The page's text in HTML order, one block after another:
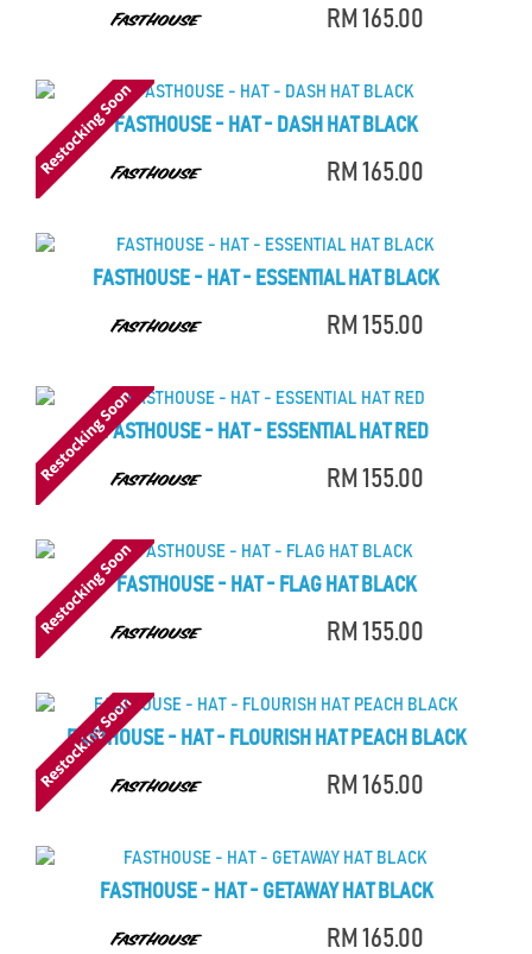
RM 165.00
FASTHOUSE - HAT - DASH HAT BLACK
RM 165.00
FASTHOUSE - HAT - ESSENTIAL HAT BLACK
RM 155.00
FASTHOUSE - HAT - ESSENTIAL HAT RED
RM 155.00
FASTHOUSE - HAT - FLAG HAT BLACK
RM 155.00
FASTHOUSE - HAT - FLOURISH HAT PEACH BLACK
RM 165.00
FASTHOUSE - HAT - GETAWAY HAT BLACK
RM 165.00